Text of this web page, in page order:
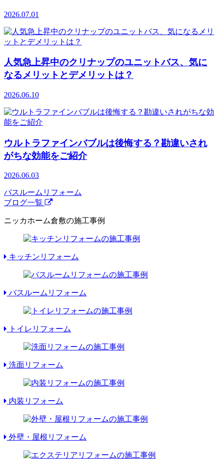
2026.07.01
人気急上昇中のクリナップのユニットバス、気に
なるメリットとデメリットは？
2026.06.10
ウルトラファインバブルは後悔する？勘違いされ
がちな効能をご紹介
2026.06.03
バスルームリフォーム
ブログ一覧
ニッカホーム倉敷の施工事例
キッチンリフォーム
バスルームリフォーム
トイレリフォーム
洗面リフォーム
内装リフォーム
外壁・屋根リフォーム